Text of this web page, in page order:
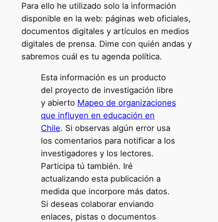
Para ello he utilizado solo la información
disponible en la web: páginas web oficiales,
documentos digitales y artículos en medios
digitales de prensa. Dime con quién andas y
sabremos cuál es tu agenda política.
Esta información es un producto
del proyecto de investigación libre
y abierto Mapeo de organizaciones
que influyen en educación en
Chile. Si observas algún error usa
los comentarios para notificar a los
investigadores y los lectores.
Participa tú también. Iré
actualizando esta publicación a
medida que incorpore más datos.
Si deseas colaborar enviando
enlaces, pistas o documentos